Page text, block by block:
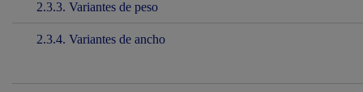
2.3.3. Variantes de peso
2.3.4. Variantes de ancho